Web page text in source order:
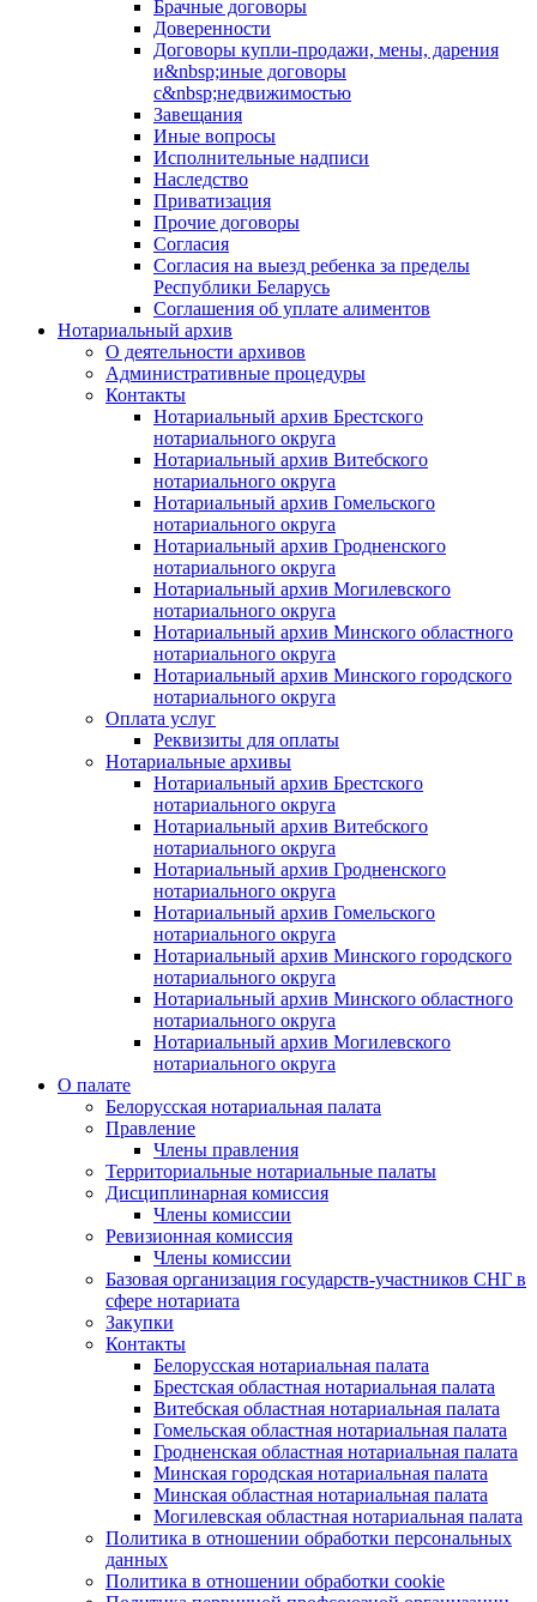
Брачные договоры
Доверенности
Договоры купли-продажи, мены, дарения
и&nbsp;иные договоры
с&nbsp;недвижимостью
Завещания
Иные вопросы
Исполнительные надписи
Наследство
Приватизация
Прочие договоры
Согласия
Согласия на выезд ребенка за пределы
Республики Беларусь
Соглашения об уплате алиментов
Нотариальный архив
О деятельности архивов
Административные процедуры
Контакты
Нотариальный архив Брестского
нотариального округа
Нотариальный архив Витебского
нотариального округа
Нотариальный архив Гомельского
нотариального округа
Нотариальный архив Гродненского
нотариального округа
Нотариальный архив Могилевского
нотариального округа
Нотариальный архив Минского областного
нотариального округа
Нотариальный архив Минского городского
нотариального округа
Оплата услуг
Реквизиты для оплаты
Нотариальные архивы
Нотариальный архив Брестского
нотариального округа
Нотариальный архив Витебского
нотариального округа
Нотариальный архив Гродненского
нотариального округа
Нотариальный архив Гомельского
нотариального округа
Нотариальный архив Минского городского
нотариального округа
Нотариальный архив Минского областного
нотариального округа
Нотариальный архив Могилевского
нотариального округа
О палате
Белорусская нотариальная палата
Правление
Члены правления
Территориальные нотариальные палаты
Дисциплинарная комиссия
Члены комиссии
Ревизионная комиссия
Члены комиссии
Базовая организация государств-участников СНГ в
сфере нотариата
Закупки
Контакты
Белорусская нотариальная палата
Брестская областная нотариальная палата
Витебская областная нотариальная палата
Гомельская областная нотариальная палата
Гродненская областная нотариальная палата
Минская городская нотариальная палата
Минская областная нотариальная палата
Могилевская областная нотариальная палата
Политика в отношении обработки персональных
данных
Политика в отношении обработки cookie